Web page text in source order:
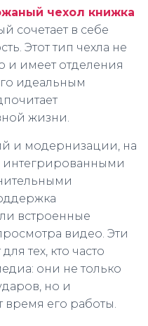
чехол книжка
сочетает в себе
Этот тип чехла не
и имеет отделения
идеальным
жизни.
и модернизации, на
интегрированными
встроенные
видео. Эти
тех, кто часто
они не только
но и
время его работы.